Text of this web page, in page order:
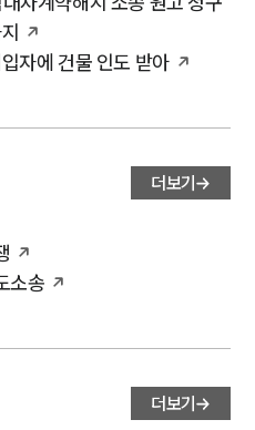
보도
항
로그
나
담예약
담예약
자에 건물 인도 받아
더보기
소송
더보기